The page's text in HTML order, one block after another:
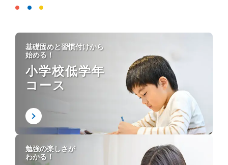
基礎固めと習慣付けから
始める！
小学校低学年
コース
勉強の楽しさが
わかる！